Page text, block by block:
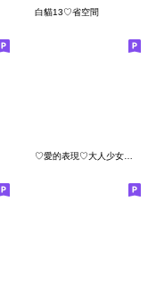
白貓13♡省空間
♡愛的表現♡大人少女風♡【靜態】